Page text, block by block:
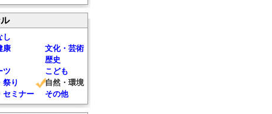
し
康
文化・芸術
歴史
ツ
こども
祭り
自然・環境
セミナー
その他